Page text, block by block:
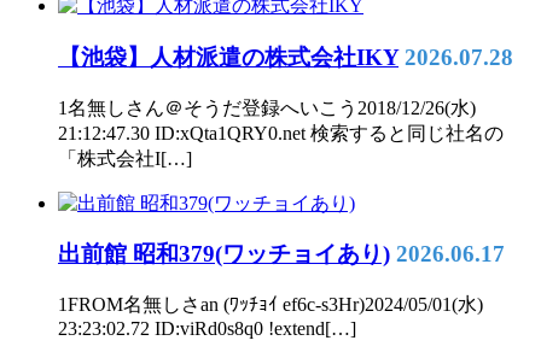
【池袋】人材派遣の株式会社IKY 2026.07.28
1名無しさん＠そうだ登録へいこう2018/12/26(水)
21:12:47.30 ID:xQta1QRY0.net 検索すると同じ社名の
「株式会社I[…]
出前館 昭和379(ワッチョイあり) 2026.06.17
1FROM名無しさan (ﾜｯﾁｮｲ ef6c-s3Hr)2024/05/01(水)
23:23:02.72 ID:viRd0s8q0 !extend[…]